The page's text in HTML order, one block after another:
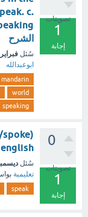
تصويتات
1
إجابة
c.
الشرح
سُئل فبراير 1
ابوعبدالله
mandarin
world
speaking
0
تصويتات
1
إجابة
english
سُئل ديسمبر 15،
تعليمية
speak